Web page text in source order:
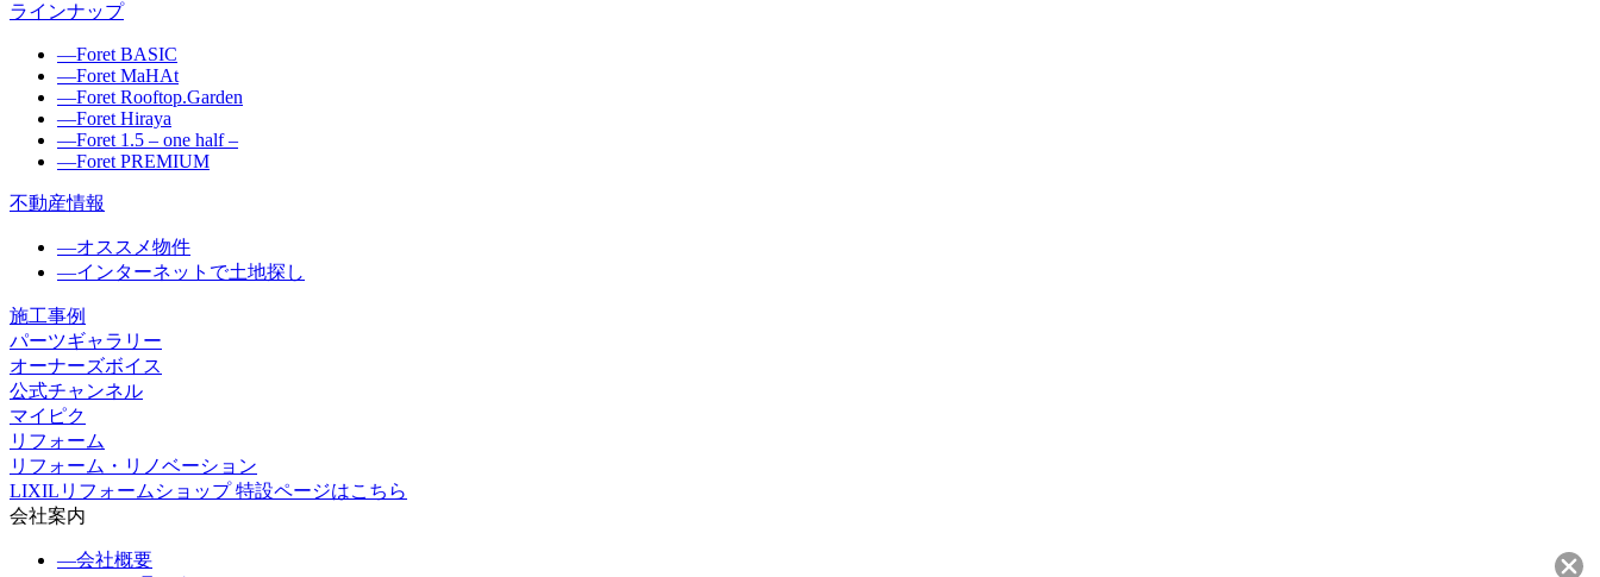
ラインナップ
―Foret BASIC
―Foret MaHAt
―Foret Rooftop.Garden
―Foret Hiraya
―Foret 1.5 – one half –
―Foret PREMIUM
不動産情報
―オススメ物件
―インターネットで土地探し
施工事例
パーツギャラリー
オーナーズボイス
公式チャンネル
マイピク
リフォーム
リフォーム・リノベーション
LIXILリフォームショップ 特設ページはこちら
会社案内
―会社概要